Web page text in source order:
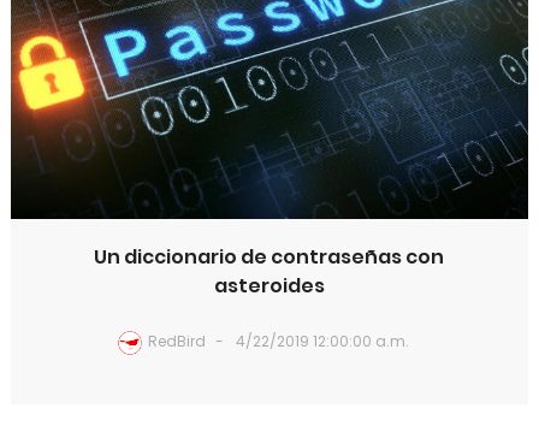
Un diccionario de contraseñas con
asteroides
RedBird 4/22/2019 12:00:00 a.m.